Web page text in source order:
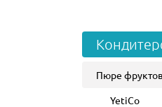
Пюре
YetiCo